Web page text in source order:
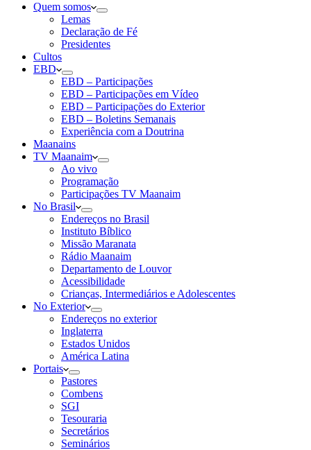
Quem somos
Lemas
Declaração de Fé
Presidentes
Cultos
EBD
EBD – Participações
EBD – Participações em Vídeo
EBD – Participações do Exterior
EBD – Boletins Semanais
Experiência com a Doutrina
Maanains
TV Maanaim
Ao vivo
Programação
Participações TV Maanaim
No Brasil
Endereços no Brasil
Instituto Bíblico
Missão Maranata
Rádio Maanaim
Departamento de Louvor
Acessibilidade
Crianças, Intermediários e Adolescentes
No Exterior
Endereços no exterior
Inglaterra
Estados Unidos
América Latina
Portais
Pastores
Combens
SGI
Tesouraria
Secretários
Seminários